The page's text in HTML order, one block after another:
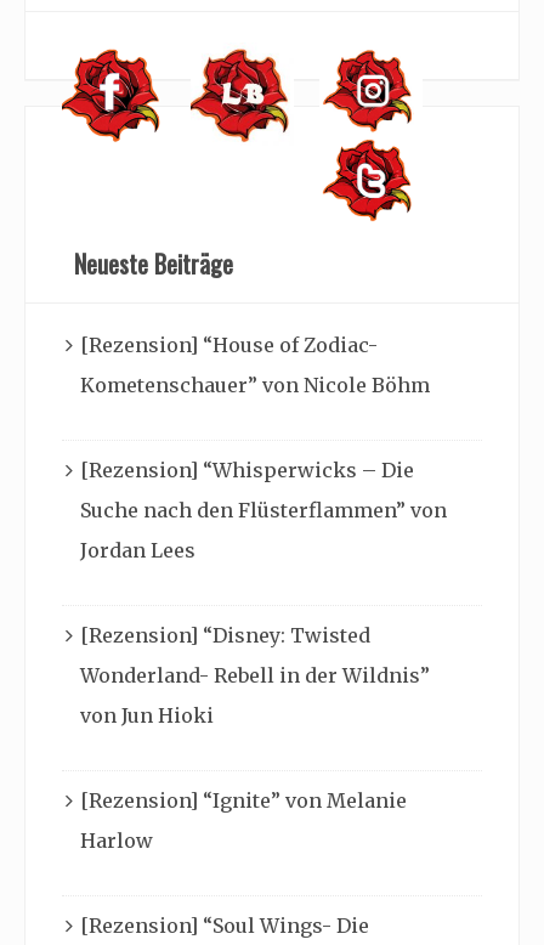
Neueste Beiträge
[Rezension] “House of Zodiac-
Kometenschauer” von Nicole Böhm
[Rezension] “Whisperwicks – Die
Suche nach den Flüsterflammen” von
Jordan Lees
[Rezension] “Disney: Twisted
Wonderland- Rebell in der Wildnis”
von Jun Hioki
[Rezension] “Ignite” von Melanie
Harlow
[Rezension] “Soul Wings- Die